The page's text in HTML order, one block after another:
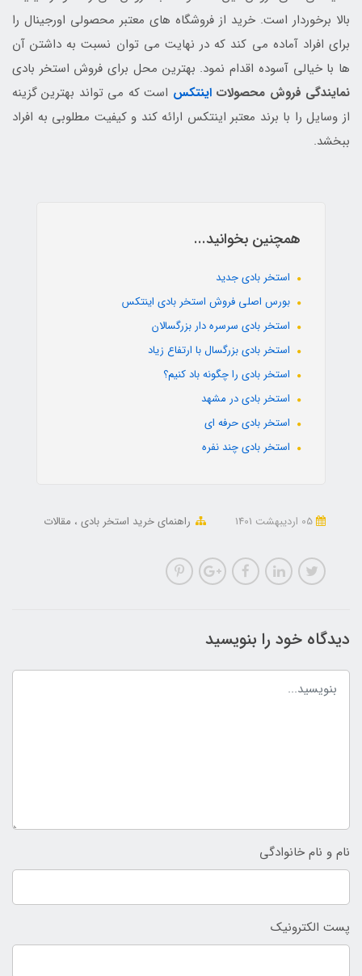
بالا برخوردار است. خرید از فروشگاه های معتبر محصولی اورجینال را
برای افراد آماده می کند که در نهایت می توان نسبت به داشتن آن
ها با خیالی آسوده اقدام نمود. بهترین محل برای فروش استخر بادی
نمایندگی فروش محصولاتاینتکس است که می تواند بهترین گزینه
از وسایل را با برند معتبر اینتکس ارائه کند و کیفیت مطلوبی به افراد
ببخشد.
همچنین بخوانید...
استخر بادی جدید
بورس اصلی فروش استخر بادی اینتکس
استخر بادی سرسره دار بزرگسالان
استخر بادی بزرگسال با ارتفاع زیاد
استخر بادی را چگونه باد کنیم؟
استخر بادی در مشهد
استخر بادی حرفه ای
استخر بادی چند نفره
راهنمای خرید استخر بادی مقالات
دیدگاه خود را بنویسید
نام و نام خانوادگی
پست الکترونیک